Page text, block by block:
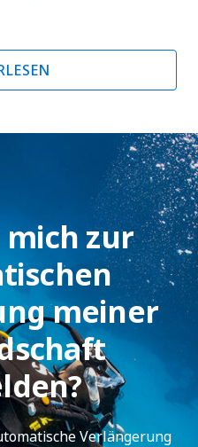
zur
meiner
Verlängerung